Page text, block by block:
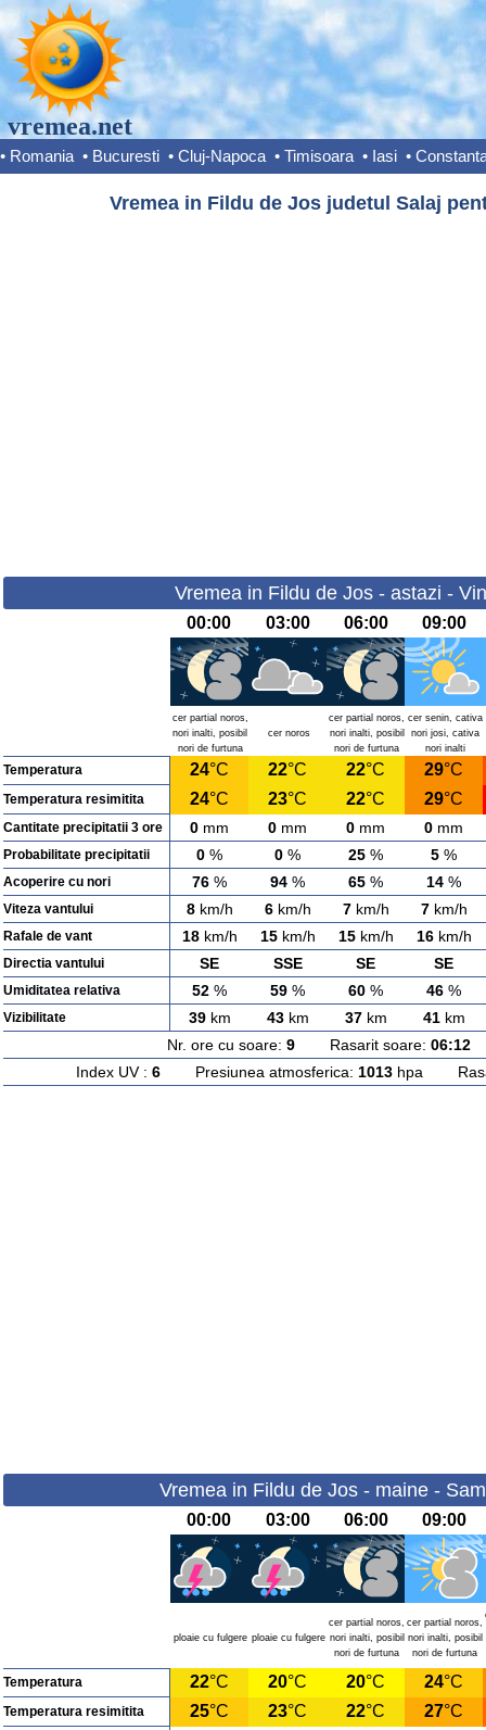
vremea.net
• Romania • Bucuresti • Cluj-Napoca • Timisoara • Iasi •
Vremea in Fildu de Jos judetul Salaj
Vremea in Fildu de Jos - astazi -
00:00 03:00 06:00 09:00
cer partial noros,
nori inalti, posibil
nori de furtuna
cer noros
cer partial noros,
nori inalti, posibil
nori de furtuna
cer senin, cativa
nori josi, cativa
nori inalti
Temperatura 24°C 22°C 22°C 29°C
Temperatura resimitita 24°C 23°C 22°C 29°C
Cantitate precipitatii 3 ore 0 mm 0 mm 0 mm 0 mm
Probabilitate precipitatii 0 % 0 % 25 % 5 %
Acoperire cu nori 76 % 94 % 65 % 14 %
Viteza vantului 8km/h 6km/h 7km/h 7km/h
Rafale de vant 18km/h 15km/h 15km/h 16km/h
Directia vantului SE SSE SE SE
Umiditatea relativa 52 % 59 % 60 % 46 %
Vizibilitate 39km 43km 37km 41km
Nr. ore cu soare: 9Rasarit soare: 06:12
Index UV : 6 Presiunea atmosferica: 1013 hpa
Vremea in Fildu de Jos - maine -
00:00 03:00 06:00 09:00
ploaie cu fulgere ploaie cu fulgere
cer partial noros,
nori inalti, posibil
nori de furtuna
cer partial noros,
nori inalti, posibil
nori de furtuna
Temperatura 22°C 20°C 20°C 24°C
Temperatura resimitita 25°C 23°C 22°C 27°C